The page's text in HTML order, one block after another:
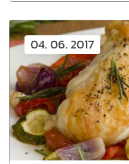
04. 06. 2017